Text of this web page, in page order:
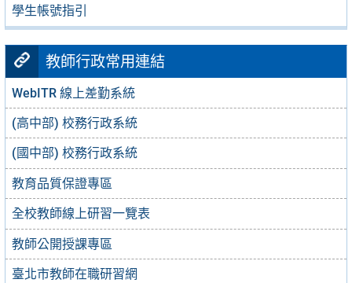
學生帳號指引
教師行政常用連結
WebITR 線上差勤系統
(高中部) 校務行政系統
(國中部) 校務行政系統
教育品質保證專區
全校教師線上研習一覽表
教師公開授課專區
臺北市教師在職研習網